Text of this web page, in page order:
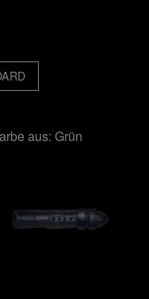
aus: Grün